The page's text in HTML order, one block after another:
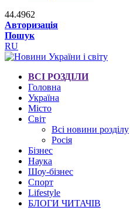
44.4962
Авторизація
Пошук
RU
ВСІ РОЗДІЛИ
Головна
Україна
Місто
Світ
Всі новини розділу
Росія
Бізнес
Наука
Шоу-бізнес
Спорт
Lifestyle
БЛОГИ ЧИТАЧІВ